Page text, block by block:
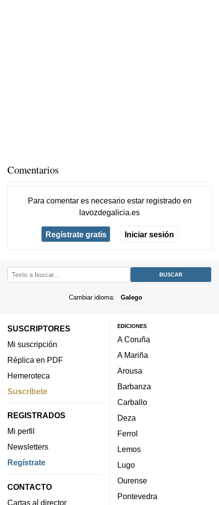
Comentarios
Para comentar es necesario estar registradoen
lavozdegalicia.es
Regístrate gratis Iniciar sesión
Cambiar idioma: Galego
SUSCRIPTORES
Mi suscripción
Réplica en PDF
Hemeroteca
Suscríbete
REGISTRADOS
Mi perfil
Newsletters
Regístrate
CONTACTO
Cartas al director
EDICIONES
A Coruña
A Mariña
Arousa
Barbanza
Carballo
Deza
Ferrol
Lemos
Lugo
Ourense
Pontevedra